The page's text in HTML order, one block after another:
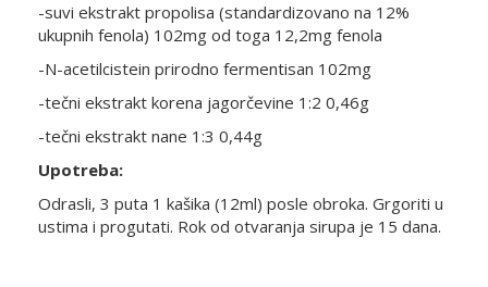
-suvi ekstrakt propolisa (standardizovano na 12%
ukupnih fenola) 102mg od toga 12,2mg fenola
-N-acetilcistein prirodno fermentisan 102mg
-tečni ekstrakt korena jagorčevine 1:2 0,46g
-tečni ekstrakt nane 1:3 0,44g
Upotreba:
Odrasli, 3 puta 1 kašika (12ml) posle obroka. Grgoriti u
ustima i progutati. Rok od otvaranja sirupa je 15 dana.